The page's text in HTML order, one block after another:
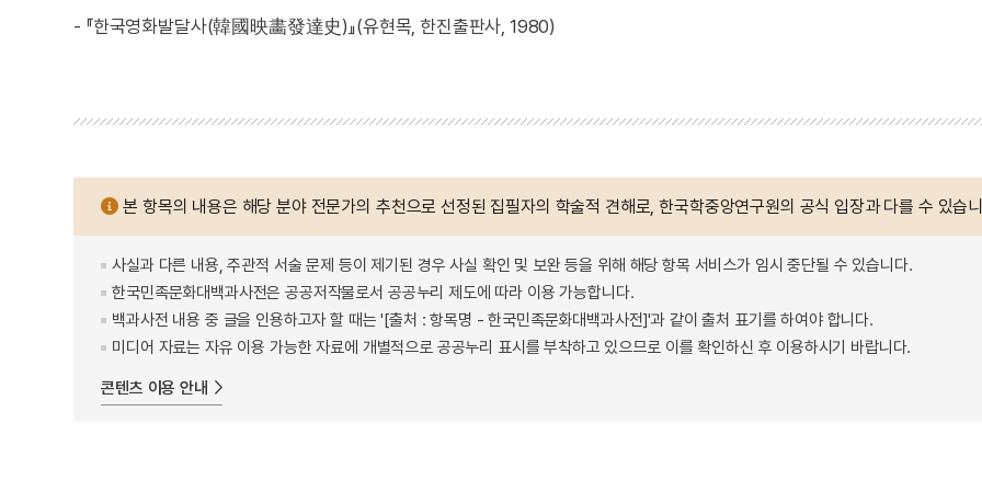
- 『한국영화발달사(韓國映畵發達史)』(유현목, 한진출판사, 1980)
본 항목의 내용은 해당 분야 전문가의 추천으로 선정된 집필자의 학술적 견해로, 한국학중앙연구원의 공식 입장과 다를 수 있습
사실과 다른 내용, 주관적 서술 문제 등이 제기된 경우 사실 확인 및 보완 등을 위해 해당 항목 서비스가 임시 중단될 수 있습니다.
한국민족문화대백과사전은 공공저작물로서 공공누리 제도에 따라 이용 가능합니다.
백과사전 내용 중 글을 인용하고자 할 때는 '[출처 : 항목명 - 한국민족문화대백과사전]'과 같이 출처 표기를 하여야 합니다.
미디어 자료는 자유 이용 가능한 자료에 개별적으로 공공누리 표시를 부착하고 있으므로 이를 확인하신 후 이용하시기 바랍니다.
콘텐츠 이용 안내